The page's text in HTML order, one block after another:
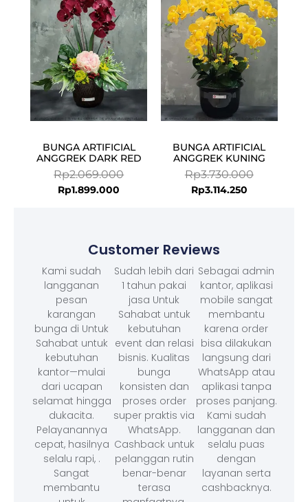
BUNGA ARTIFICIAL
ANGGREK DARK RED
Rp2.069.000
Rp2.069.000.
Rp1.899.000
Rp1.899.000.
BUNGA ARTIFICIAL
ANGGREK KUNING
Rp3.730.000
Rp3.114.250
Rp3.114.250.
Customer Reviews
Kami sudah
langganan
pesan
karangan
bunga di Untuk
Sahabat untuk
kebutuhan
kantor—mulai
dari ucapan
selamat hingga
dukacita.
Pelayanannya
cepat, hasilnya
selalu rapi, .
Sangat
membantu
Sudah lebih dari
1 tahun pakai
jasa Untuk
Sahabat untuk
kebutuhan
event dan relasi
bisnis. Kualitas
bunga
konsisten dan
proses order
super praktis via
WhatsApp.
Cashback untuk
pelanggan rutin
benar-benar
terasa
Sebagai admin
kantor, aplikasi
mobile sangat
membantu
karena order
bisa dilakukan
langsung dari
WhatsApp atau
aplikasi tanpa
proses panjang.
Kami sudah
langganan dan
selalu puas
dengan
layanan serta
cashbacknya.